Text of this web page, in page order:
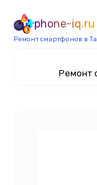
phone-iq.ru
Ремонт смартфонов в
Ремонт